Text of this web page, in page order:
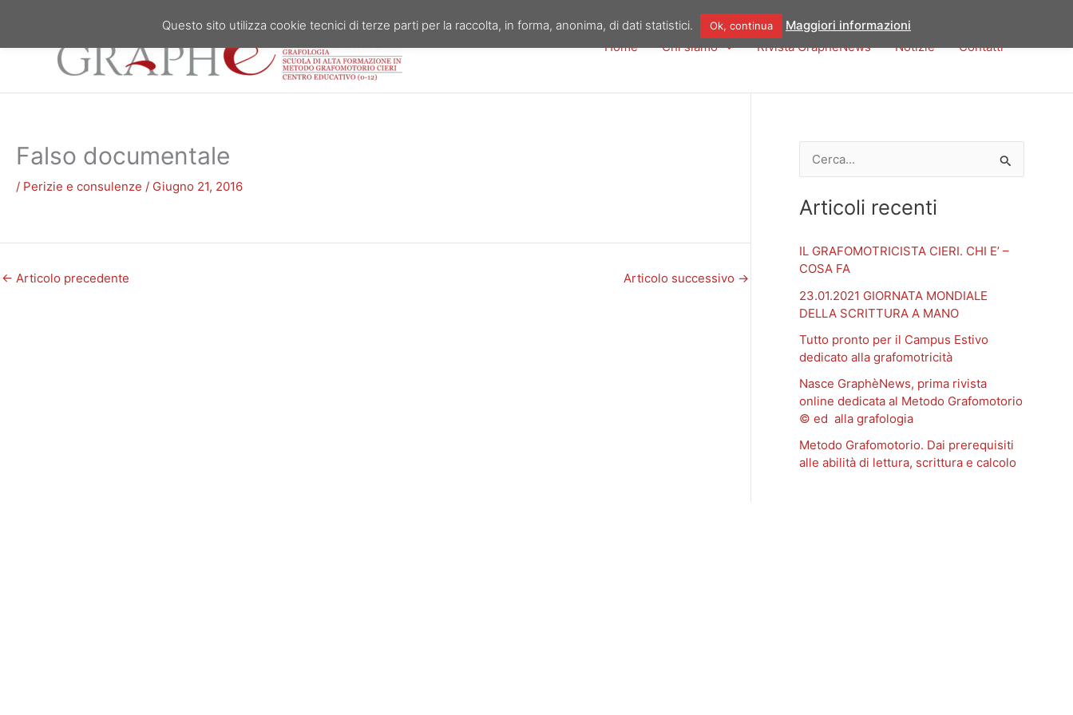
contenuto
Home Chi siamo Rivista GraphèNews Notizie Contatti
Falso documentale
/ Perizie e consulenze / Giugno 21, 2016
← Articolo precedente Articolo successivo →
r
a
Articoli recenti
IL GRAFOMOTRICISTA CIERI. CHI E’ –
COSA FA
23.01.2021 GIORNATA MONDIALE
DELLA SCRITTURA A MANO
Tutto pronto per il Campus Estivo
dedicato alla grafomotricità
Nasce GraphèNews, prima rivista
online dedicata al Metodo Grafomotorio
© ed alla grafologia
Metodo Grafomotorio. Dai prerequisiti
alle abilità di lettura, scrittura e calcolo
Questo sito utilizza cookie tecnici di terze parti per la raccolta, in forma, anonima, di dati statistici. Ok, continua Maggiori informazioni